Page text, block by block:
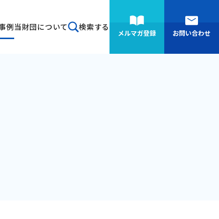
例当財団について 検索する
メルマガ登録 お問い合わせ